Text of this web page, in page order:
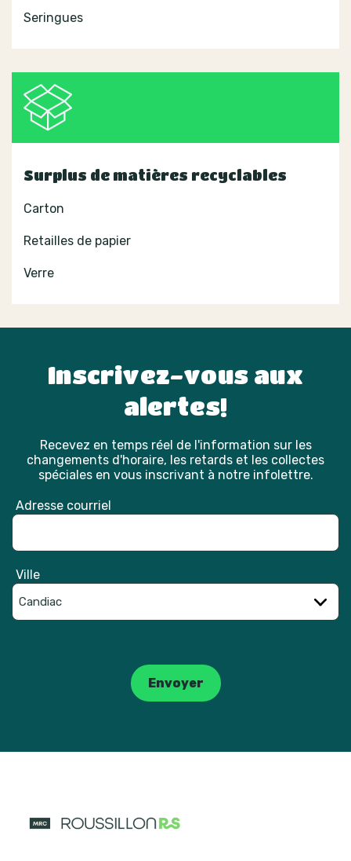
Seringues
Surplus de matières recyclables
Carton
Retailles de papier
Verre
Inscrivez-vous aux
alertes!
Recevez en temps réel de l'information sur les
changements d'horaire, les retards et les collectes
spéciales en vous inscrivant à notre infolettre.
Adresse courriel
Ville
Envoyer